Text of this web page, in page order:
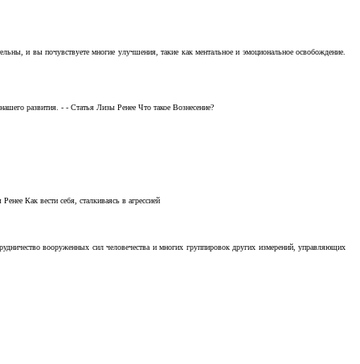
и вы почувствуете многие улучшения, такие как ментальное и эмоциональное освобождение.
развития. - - Статья Лизы Ренее Что такое Вознесение?
Как вести себя, сталкиваясь в агрессией
вооруженных сил человечества и многих группировок других измерений, управляющих